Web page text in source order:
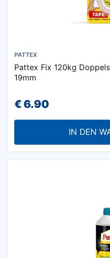
PATTEX
Pattex Fix 120kg
19mm
€6.90
IN DEN